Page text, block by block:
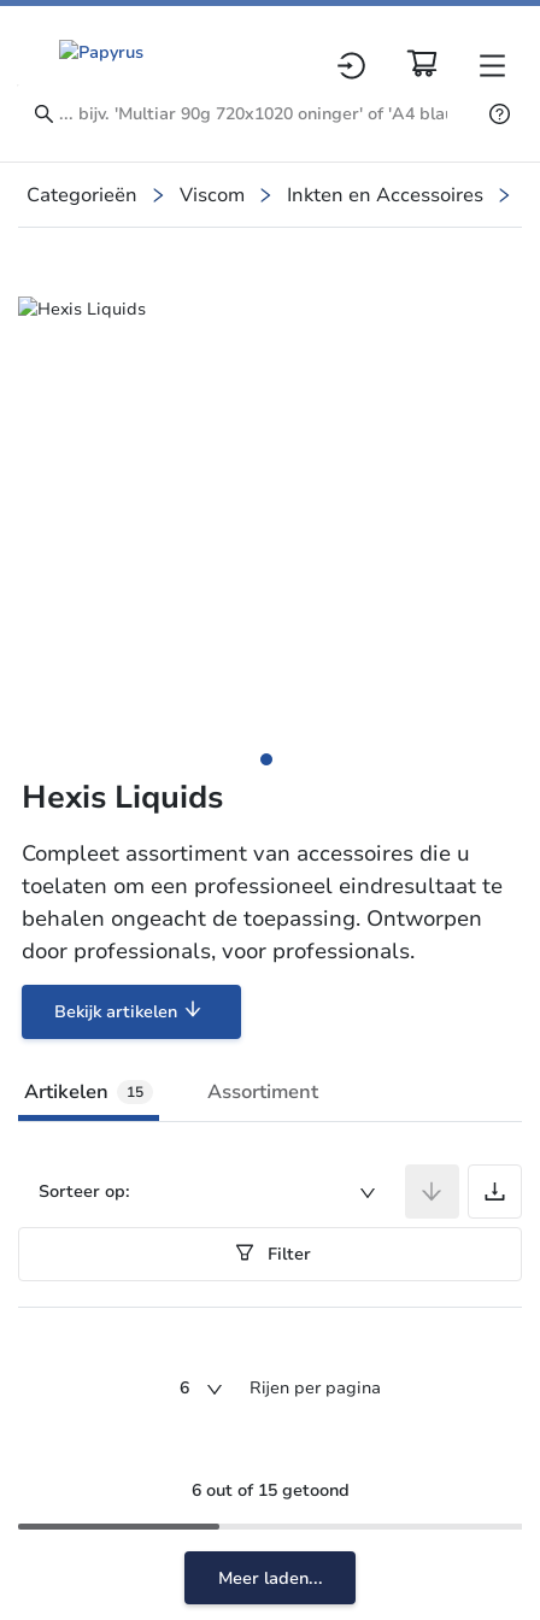
Categorieën Viscom Inkten en Accessoires
Slide 1 of 1
Hexis Liquids
Compleet assortiment van accessoires die u
toelaten om een professioneel eindresultaat te
behalen ongeacht de toepassing. Ontworpen
door professionals, voor professionals.
Bekijk artikelen
Artikelen 15 Assortiment
Sorteer op:
Filter
6 Rijen per pagina
6 out of 15 getoond
Meer laden...